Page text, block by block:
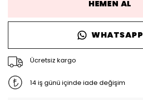
HEMEN AL
WHATSAPP
Ücretsiz kargo
14 iş günü içinde iade değişim